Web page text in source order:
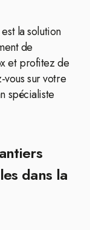
la solution
de
et profitez de
vous sur votre
spécialiste
dans la